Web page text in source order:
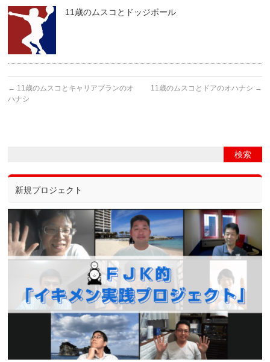
11歳のムスコとドッジボール
← 11歳のムスコとキャリアプランのオ
ハナシ
11歳のムスコとドアのオハナシ →
新規プロジェクト